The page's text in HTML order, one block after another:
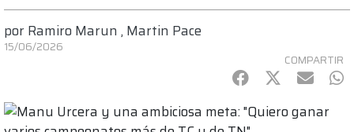
por Ramiro Marun , Martin Pace
15/06/2026
COMPARTIR
Facebook
Twitter
mail